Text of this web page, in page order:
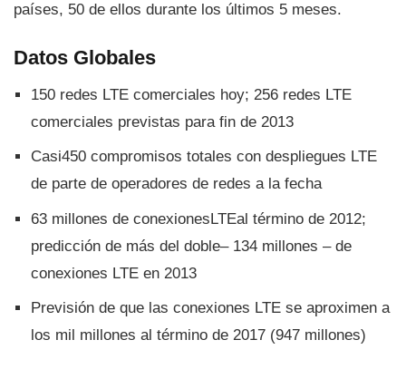
paí­ses, 50 de ellos durante los últimos 5 meses.
Datos Globales
150 redes LTE comerciales hoy; 256 redes LTE
comerciales previstas para fin de 2013
Casi450 compromisos totales con despliegues LTE
de parte de operadores de redes a la fecha
63 millones de conexionesLTEal término de 2012;
predicción de más del doble– 134 millones – de
conexiones LTE en 2013
Previsión de que las conexiones LTE se aproximen a
los mil millones al término de 2017 (947 millones)